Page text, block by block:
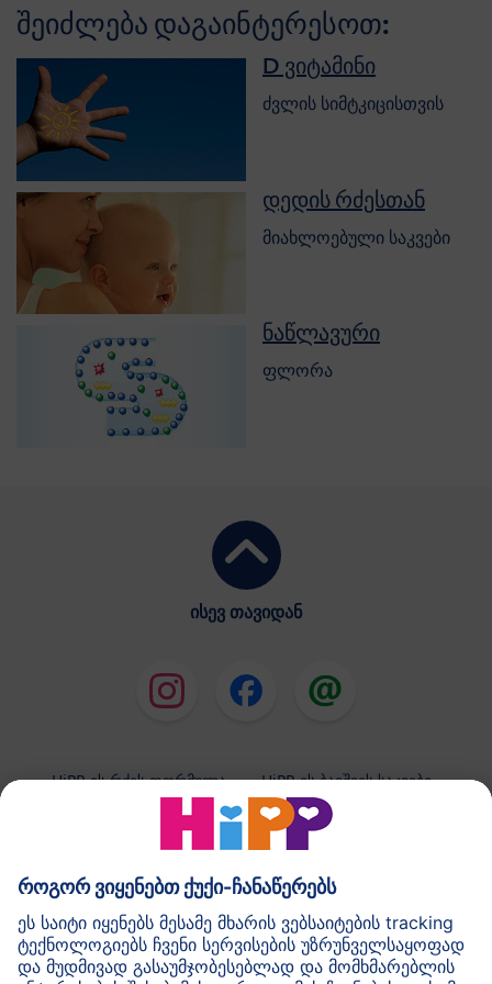
შეიძლება დაგაინტერესოთ:
D ვიტამინი
ძვლის სიმტკიცისთვის
დედის რძესთან
მიახლოებული საკვები
ნაწლავური
ფლორა
ისევ თავიდან
HiPP-ის რძის ფორმულა
HiPP-ის ბავშვის საკვები
HiPP-ის კანის მოვლის საშუალებები
კონფიდენციალობის პოლიტიკა და გამოყენების
ზოგადი პირობები
შტამპი
HiPP-ის შესახებ კონტაქტი